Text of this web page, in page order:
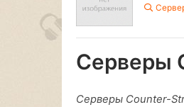
Серверы
Серверы Counter-